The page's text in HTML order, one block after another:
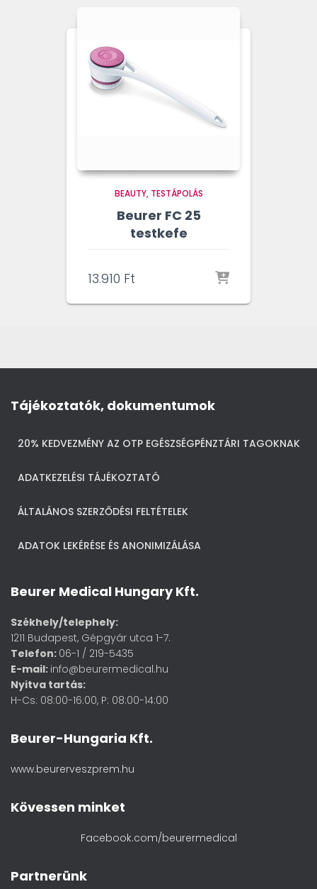
BEAUTY TESTÁPOLÁS
Beurer FC 25
testkefe
13.910 Ft
Tájékoztatók, dokumentumok
20% KEDVEZMÉNY AZ OTP EGÉSZSÉGPÉNZTÁRI TAGOKNAK
ADATKEZELÉSI TÁJÉKOZTATÓ
ÁLTALÁNOS SZERZŐDÉSI FELTÉTELEK
ADATOK LEKÉRÉSE ÉS ANONIMIZÁLÁSA
Beurer Medical Hungary Kft.
Székhely/telephely:
1211 Budapest, Gépgyár utca 1-7.
Telefon: 06-1 / 219-5435
E-mail: info@beurermedical.hu
Nyitva tartás:
H-Cs: 08:00-16:00, P: 08:00-14:00
Beurer-Hungaria Kft.
www.beurerveszprem.hu
Kövessen minket
Facebook.com/beurermedical
Partnerünk